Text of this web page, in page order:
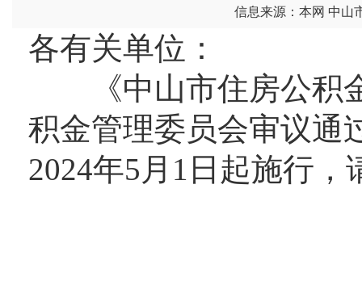
信息来源：本网 中山
各有关单位：
《中山市住房公积金
积金管理委员会审议通
2024年5月1日起施行，